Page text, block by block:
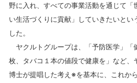
野に入れ、すべての事業活動を通じて「
い生活づくりに貢献」していきたいとい
した。
ヤクルトグループは、「予防医学」「
枚、タバコ１本の値段で健康を」など、
博士が提唱した考え※を基本に、これか